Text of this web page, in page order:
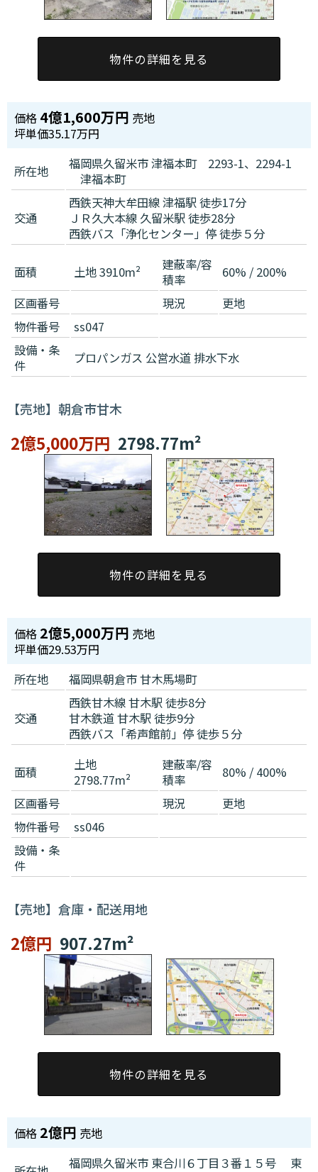
物件の詳細を見る
価格 4億1,600万円 売地
坪単価35.17万円
所在地
福岡県久留米市 津福本町 2293-1、2294-1
津福本町
交通
西鉄天神大牟田線 津福駅 徒歩17分
ＪＲ久大本線 久留米駅 徒歩28分
西鉄バス「浄化センター」停 徒歩５分
面積 土地 3910m²
建蔽率/容
積率
60% / 200%
区画番号
現況
更地
物件番号
ss047
設備・条
件
プロパンガス 公営水道排水下水
【売地】朝倉市甘木
2億5,000万円 2798.77m²
物件の詳細を見る
価格 2億5,000万円 売地
坪単価29.53万円
所在地
福岡県朝倉市 甘木馬場町
交通
西鉄甘木線 甘木駅 徒歩8分
甘木鉄道 甘木駅 徒歩9分
西鉄バス「希声館前」停 徒歩５分
面積
土地
2798.77m²
建蔽率/容
積率
80% / 400%
区画番号
現況
更地
物件番号
ss046
設備・条
件
【売地】倉庫・配送用地
2億円 907.27m²
物件の詳細を見る
価格 2億円 売地
福岡県久留米市 東合川６丁目３番１５号 東